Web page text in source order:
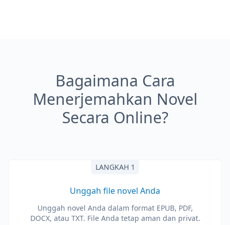
Bagaimana Cara
Menerjemahkan Novel
Secara Online?
LANGKAH 1
Unggah file novel Anda
Unggah novel Anda dalam format EPUB, PDF,
DOCX, atau TXT. File Anda tetap aman dan privat.